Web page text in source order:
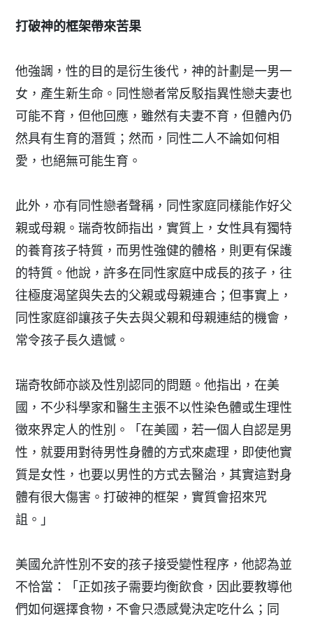
打破神的框架帶來苦果
他強調，性的目的是衍生後代，神的計劃是一男一
女，產生新生命。同性戀者常反駁指異性戀夫妻也
可能不育，但他回應，雖然有夫妻不育，但體內仍
然具有生育的潛質；然而，同性二人不論如何相
愛，也絕無可能生育。
此外，亦有同性戀者聲稱，同性家庭同樣能作好父
親或母親。瑞奇牧師指出，實質上，女性具有獨特
的養育孩子特質，而男性強健的體格，則更有保護
的特質。他說，許多在同性家庭中成長的孩子，往
往極度渴望與失去的父親或母親連合；但事實上，
同性家庭卻讓孩子失去與父親和母親連結的機會，
常令孩子長久遺憾。
瑞奇牧師亦談及性別認同的問題。他指出，在美
國，不少科學家和醫生主張不以性染色體或生理性
徵來界定人的性別。「在美國，若一個人自認是男
性，就要用對待男性身體的方式來處理，即使他實
質是女性，也要以男性的方式去醫治，其實這對身
體有很大傷害。打破神的框架，實質會招來咒
詛。」
美國允許性別不安的孩子接受變性程序，他認為並
不恰當：「正如孩子需要均衡飲食，因此要教導他
們如何選擇食物，不會只憑感覺決定吃什么；同